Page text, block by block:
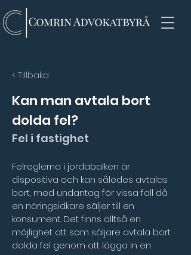
< Tillbaka
Kan man avtala bort
dolda fel?
Fel i fastighet
Felreglerna i jordabalken är
dispositiva och kan således avtalas
bort, med undantag för vissa fall då
en näringsidkare säljer till en
konsument. Det finns alltså en
möjlighet att som säljare avtala bort
dolda fel genom att lägga in en